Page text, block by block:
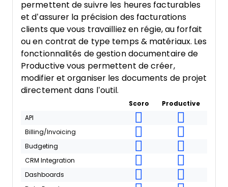
permettent de suivre les heures facturables
et d’assurer la précision des facturations
clients que vous travailliez en régie, au forfait
ou en contrat de type temps & matériaux. Les
fonctionnalités de gestion documentaire de
Productive vous permettent de créer,
modifier et organiser les documents de projet
directement dans l’outil.
Scoro
Productive
API
Billing/Invoicing
Budgeting
CRM Integration
Dashboards